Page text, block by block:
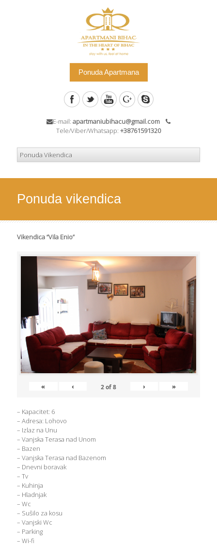
Ponuda Apartmana
E-mail: apartmaniubihacu@gmail.com
Tele/Viber/Whatsapp: +38761591320
Ponuda vikendica
Vikendica “Vila Enio”
« ‹ 2of8 › »
– Kapacitet: 6
– Adresa: Lohovo
– Izlaz na Unu
– Vanjska Terasa nad Unom
– Bazen
– Vanjska Terasa nad Bazenom
– Dnevni boravak
– Tv
– Kuhinja
– Hladnjak
– Wc
– Sušilo za kosu
– Vanjski Wc
– Parking
– Wi-fi